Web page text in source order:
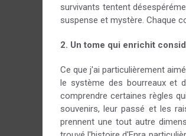
survivants tentent
suspense et mystère. Chaque
2. Un tome qui enrichit
Ce que j'ai particulièrement
le système des bourreaux et
comprendre certaines règles
souvenirs, leur passé et les
prennent une tout autre